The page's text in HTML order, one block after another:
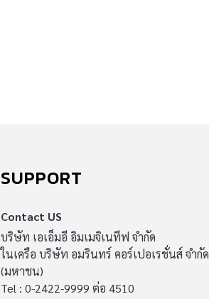
SUPPORT
Contact US
บริษัท เอเอ็มอี อิมเมจิเนทีฟ จำกัด
ในเครือ บริษัท อมรินทร์ คอร์เปอเรชั่นส์ จำกัด
(มหาชน)
Tel : 0-2422-9999 ต่อ 4510